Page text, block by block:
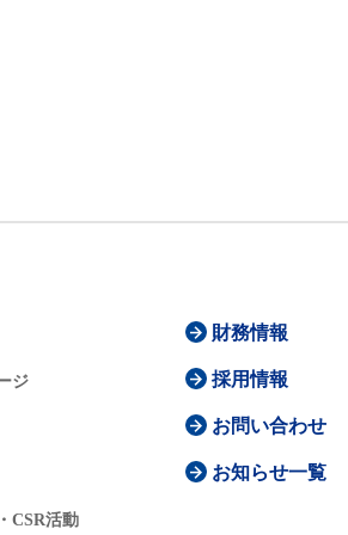
ジ
CSR活動
財務情報
採用情報
お問い合わせ
お知らせ一覧